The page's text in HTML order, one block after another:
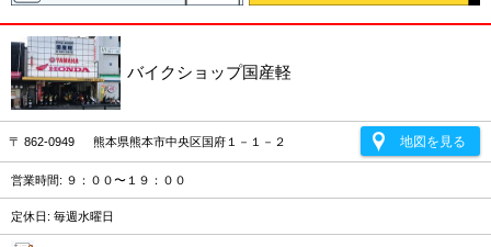
バイクショップ国産軽
〒 862-0949 熊本県熊本市中央区国府１－１－２ 地図を見る
営業時間: ９：００〜１９：００
定休日: 毎週水曜日